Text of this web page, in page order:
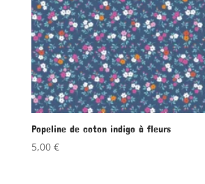
Popeline de coton indigo à fleurs
5,00 €